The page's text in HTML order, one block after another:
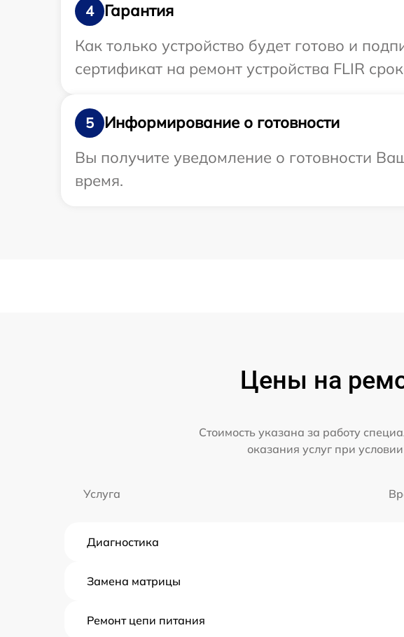
4
Гарантия
Как только устройство будет готово и
сертификат на ремонт устройства FLIR
5
Информирование о готовности
Вы получите уведомление о готовности
время.
Цены на
Стоимость указана за работу
оказания услуг при
Услуга
Диагностика
Замена матрицы
Ремонт цепи питания